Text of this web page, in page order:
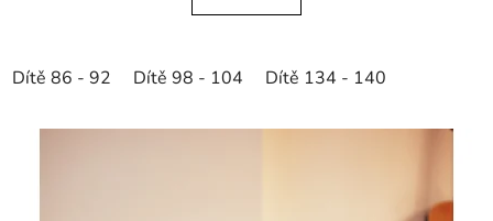
Dítě 86 - 92 Dítě 98 - 104 Dítě 134 - 140